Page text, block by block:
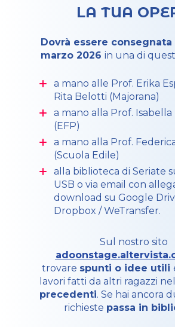
Dovrà essere
marzo 2026 in una di
a mano alle Prof. Erika
Rita Belotti (Majorana)
a mano alla Prof.
(EFP)
a mano alla Prof.
(Scuola Edile)
alla biblioteca di Seriate
USB o via email con
download su Google
Dropbox / WeTransfer.
Sul nostro sito
trovare spunti o idee utili
lavori fatti da altri ragazzi
precedenti. Se hai ancora
richieste passa in
LA TUA